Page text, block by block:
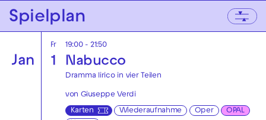
Zur Hauptnavigation springen
Spielplan
Jan
Fr
1
19:00 - 21:50
Nabucco
Dramma lirico in vier Teilen
von Giuseppe Verdi
Karten Wiederaufnahme Oper
OPAL